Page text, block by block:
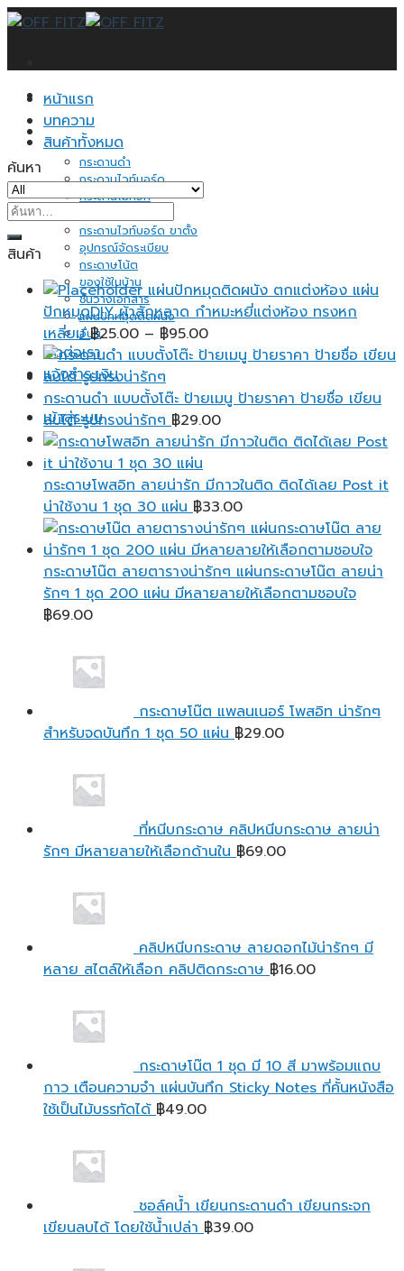
Skip
หน้าแรก
บทความ
สินค้าทั้งหมด
กระดานดำ
กระดานไวท์บอร์ด
กระดานไม้ก็อก
กระดานไวท์บอร์ด ขาตั้ง
อุปกรณ์จัดระเบียบ
กระดาษโน้ต
ของใช้ในบ้าน
ชั้นวางเอกสาร
แผ่นปักหมุดติดผนัง
อื่นๆ
ติดต่อเรา
แจ้งชำระเงิน
เข้าสู่ระบบ
ค้นหา
ค้นหา:
สินค้า
แผ่นปักหมุดติดผนัง ตกแต่งห้อง แผ่น
ปักหมุดDIY ผ้าสักหลาด กำหมะหยี่แต่งห้อง ทรงหก
เหลี่ยม ฿25.00 – ฿95.00Price
range:
through
฿95.00
กระดานดำ แบบตั้งโต๊ะ ป้ายเมนู ป้ายราคา ป้ายชื่อ เขียน
ลบได้ รูปทรงน่ารักๆ ฿29.00
กระดาษโพสอิท ลายน่ารัก มีกาวในติด ติดได้เลย Post it
น่าใช้งาน 1 ชุด 30 แผ่น ฿33.00
กระดาษโน๊ต ลายตารางน่ารักๆ แผ่นกระดาษโน๊ต ลายน่า
รักๆ 1 ชุด 200 แผ่น มีหลายลายให้เลือกตามชอบใจ
฿69.00
กระดาษโน๊ต แพลนเนอร์ โพสอิท น่ารักๆ
สำหรับจดบันทึก 1 ชุด 50 แผ่น ฿29.00
ที่หนีบกระดาษ คลิปหนีบกระดาษ ลายน่า
รักๆ มีหลายลายให้เลือกด้านใน ฿69.00
คลิปหนีบกระดาษ ลายดอกไม้น่ารักๆ มี
หลาย สไตล์ให้เลือก คลิปติดกระดาษ ฿16.00
กระดาษโน๊ต 1 ชุด มี 10 สี มาพร้อมแถบ
กาว เตือนความจํา แผ่นบันทึก Sticky Notes ที่คั้นหนังสือ
ใช้เป็นไม้บรรทัดได้ ฿49.00
ชอล์คน้ำ เขียนกระดานดำ เขียนกระจก
เขียนลบได้ โดยใช้น้ำเปล่า ฿39.00